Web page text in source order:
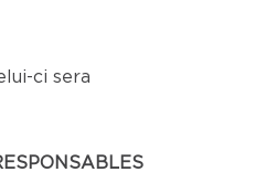
ci sera